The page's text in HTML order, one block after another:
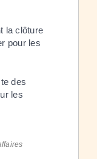
la clôture
pour les
des
les